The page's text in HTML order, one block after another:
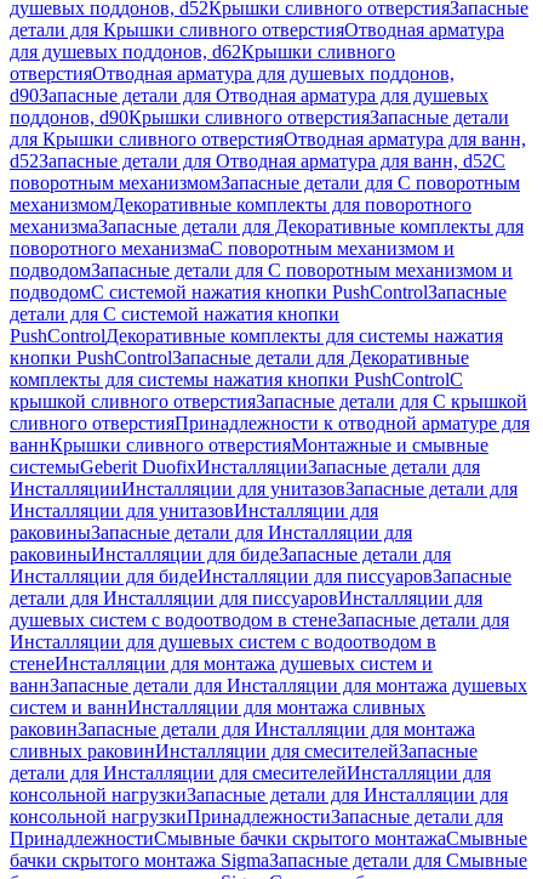
душевых поддонов, d52Крышки сливного отверстияЗапасные
детали для Крышки сливного отверстияОтводная арматура
для душевых поддонов, d62Крышки сливного
отверстияОтводная арматура для душевых поддонов,
d90Запасные детали для Отводная арматура для душевых
поддонов, d90Крышки сливного отверстияЗапасные детали
для Крышки сливного отверстияОтводная арматура для ванн,
d52Запасные детали для Отводная арматура для ванн, d52С
поворотным механизмомЗапасные детали для С поворотным
механизмомДекоративные комплекты для поворотного
механизмаЗапасные детали для Декоративные комплекты для
поворотного механизмаС поворотным механизмом и
подводомЗапасные детали для С поворотным механизмом и
подводомС системой нажатия кнопки PushControlЗапасные
детали для С системой нажатия кнопки
PushControlДекоративные комплекты для системы нажатия
кнопки PushControlЗапасные детали для Декоративные
комплекты для системы нажатия кнопки PushControlС
крышкой сливного отверстияЗапасные детали для С крышкой
сливного отверстияПринадлежности к отводной арматуре для
ваннКрышки сливного отверстияМонтажные и смывные
системыGeberit DuofixИнсталляцииЗапасные детали для
ИнсталляцииИнсталляции для унитазовЗапасные детали для
Инсталляции для унитазовИнсталляции для
раковиныЗапасные детали для Инсталляции для
раковиныИнсталляции для бидеЗапасные детали для
Инсталляции для бидеИнсталляции для писсуаровЗапасные
детали для Инсталляции для писсуаровИнсталляции для
душевых систем с водоотводом в стенеЗапасные детали для
Инсталляции для душевых систем с водоотводом в
стенеИнсталляции для монтажа душевых систем и
ваннЗапасные детали для Инсталляции для монтажа душевых
систем и ваннИнсталляции для монтажа сливных
раковинЗапасные детали для Инсталляции для монтажа
сливных раковинИнсталляции для смесителейЗапасные
детали для Инсталляции для смесителейИнсталляции для
консольной нагрузкиЗапасные детали для Инсталляции для
консольной нагрузкиПринадлежностиЗапасные детали для
ПринадлежностиСмывные бачки скрытого монтажаСмывные
бачки скрытого монтажа SigmaЗапасные детали для Смывные